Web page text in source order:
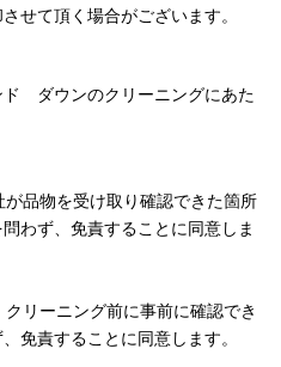
せて頂く場合がございます。
ダウンのクリーニングにあた
品物を受け取り確認できた箇所
わず、免責することに同意しま
リーニング前に事前に確認でき
免責することに同意します。